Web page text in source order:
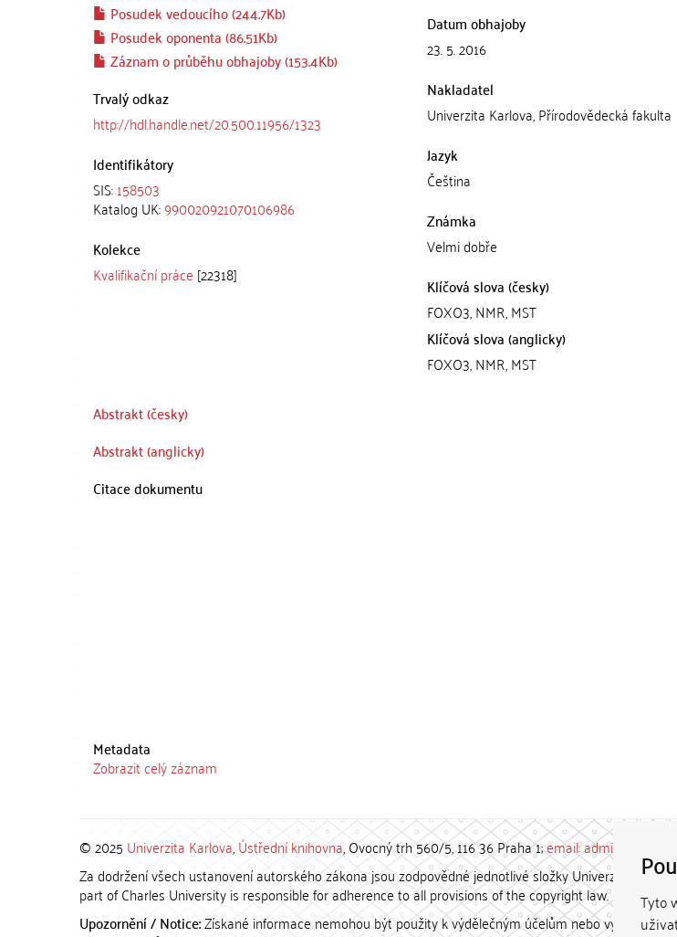
Tyto
Posudek vedoucího (244.7Kb)
Posudek oponenta (86.51Kb)
Záznam o průběhu obhajoby (153.4Kb)
Trvalý odkaz
http://hdl.handle.net/20.500.11956/1323
Identifikátory
SIS:158503
Katalog UK:990020921070106986
Kolekce
Kvalifikační práce [22318]
Datum obhajoby
23. 5. 2016
Nakladatel
Univerzita Karlova, Přírodovědecká fakulta
Jazyk
Čeština
Známka
Velmi dobře
Klíčová slova (česky)
FOXO3, NMR, MST
Klíčová slova (anglicky)
FOXO3, NMR, MST
Abstrakt (česky)
Abstrakt (anglicky)
Citace dokumentu
Metadata
Zobrazit celý záznam
© 2025 Univerzita Karlova,Ústřední knihovna, Ovocný trh 560/5, 116 36 Praha 1;email: admin-repozitar
Za dodržení všech ustanovení autorského zákona jsou zodpovědné jednotlivé složky Univerzity
part of Charles University is responsible for adherence to all provisions of the copyright law.
Upozornění / Notice:Získané informace nemohou být použity k výdělečným účelům nebo vydávány